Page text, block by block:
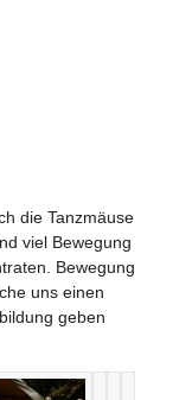
die Tanzmäuse
viel Bewegung
Bewegung
uns einen
geben